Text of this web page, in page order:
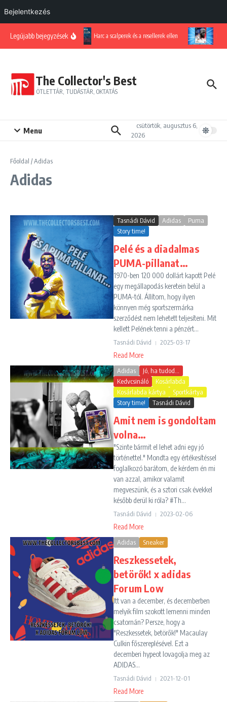
Bejelentkezés
Legújabb bejegyzések
Harc a scalperek és a resellerek ellen
The Collector's Best
ÖTLETTÁR, TUDÁSTÁR, OKTATÁS
Menu
csütörtök, augusztus 6,
2026
Főoldal /Adidas
Adidas
Tasnádi Dávid Adidas
Puma
Story time!
Pelé és a diadalmas
PUMA-pillanat…
1970-ben 120 000 dollárt kapott Pelé
egy megállapodás keretein belül a
PUMA-tól. Állítom, hogy ilyen
könnyen még sportszermárka
szerződést nem lehetett teljesíteni. Mit
kellett Pelének tenni a pénzért...
Tasnádi Dávid 2025-03-17
Read More
Adidas
Jó, ha tudod...
Kedvcsináló
Kosárlabda
Kosárlabda kártya
Sportkártya
Story time!
Tasnádi Dávid
Amit nem is gondoltam
volna…
"Szinte bármit el lehet adni egy jó
történettel." Mondta egy értékesítéssel
foglalkozó barátom, de kérdem én mi
van azzal, amikor valamit
megveszünk, és a sztori csak évekkel
később derül ki róla? #Th...
Tasnádi Dávid 2023-02-06
Read More
Adidas Sneaker
Reszkessetek,
betörők! x adidas
Forum Low
Itt van a december, és decemberben
melyik film szokott lemenni minden
csatornán? Persze, hogy a
"Reszkessetek, betörők!" Macaulay
Culkin főszereplésével. Ezt a
decemberi hypeot lovagolja meg az
ADIDAS...
Tasnádi Dávid 2021-12-01
Read More